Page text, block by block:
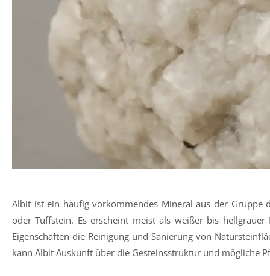
Albit ist ein häufig vorkommendes Mineral aus der Gruppe
oder Tuffstein. Es erscheint meist als weißer bis
Eigenschaften die Reinigung und Sanierung von
kann Albit Auskunft über die Gesteinsstruktur und mögliche